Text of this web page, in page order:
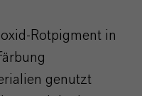
Rotpigment in
genutzt